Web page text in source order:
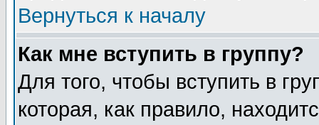
Вернуться к началу
Как мне вступить в группу?
Для того, чтобы вступить в
которая, как правило,